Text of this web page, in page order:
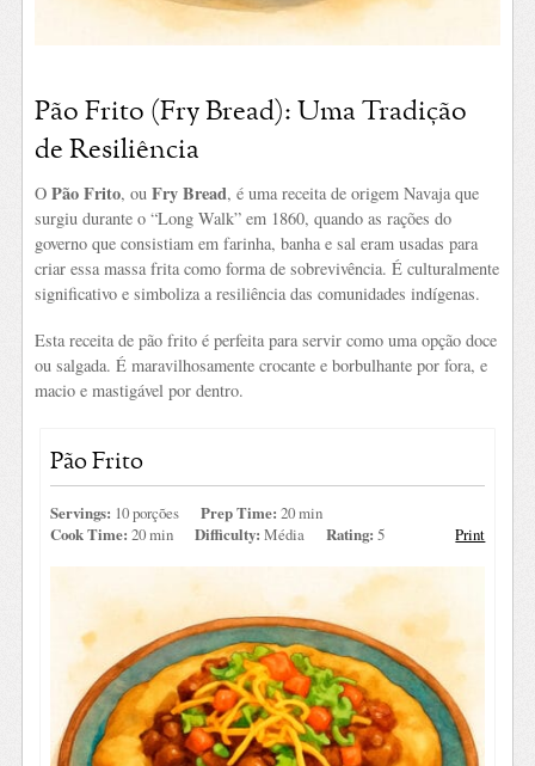
Pão Frito (Fry Bread): Uma Tradição
de Resiliência
O Pão Frito, ou Fry Bread, é uma receita de origem Navaja que
surgiu durante o “Long Walk” em 1860, quando as rações do
governo que consistiam em farinha, banha e sal eram usadas para
criar essa massa frita como forma de sobrevivência. É culturalmente
significativo e simboliza a resiliência das comunidades indígenas.
Esta receita de pão frito é perfeita para servir como uma opção doce
ou salgada. É maravilhosamente crocante e borbulhante por fora, e
macio e mastigável por dentro.
Pão Frito
Servings: 10 porções Prep Time: 20 min
Cook Time: 20 min Difficulty: Média Rating:5 Print